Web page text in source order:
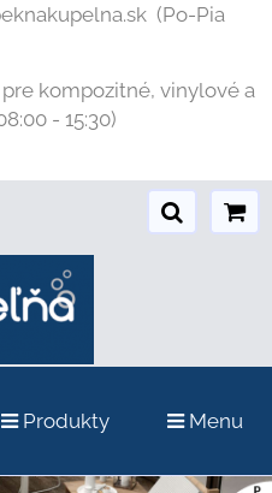
(Po-Pia
kompozitné, vinylové a
- 15:30)
Produkty Menu